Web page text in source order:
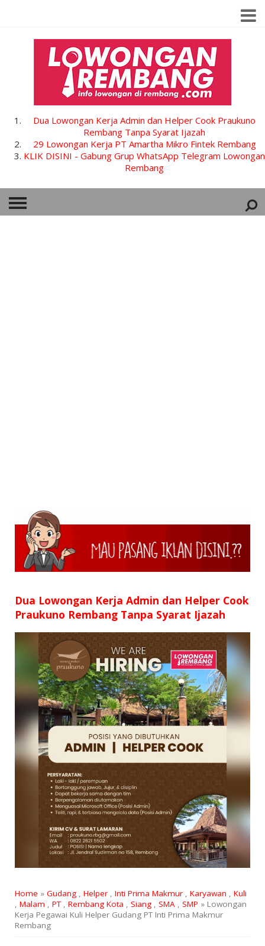
Dua Lowongan Kerja Admin dan Helper Cook Praukuno
Rembang Tanpa Syarat Ijazah
29 Lowongan Kerja PT Amartha Mikro Fintek Rembang
KLIK DISINI - Gabung Grup WhatsApp Telegram Lowongan
Rembang
Dua Lowongan Kerja Admin dan Helper Cook
Praukuno Rembang Tanpa Syarat Ijazah
Home » Gudang, Helper, Inti Prima Makmur, Karyawan , Kuli
, Malam , PT, Rembang Kota , Siang, SMA, SMP » Lowongan
Kerja Pegawai Kuli Helper Gudang PT Inti Prima Makmur
Rembang